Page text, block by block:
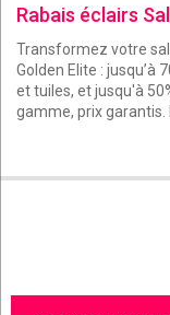
Rabais éclairs
Transformez votre
Golden Elite : jusqu’à
et tuiles, et jusqu'à
gamme, prix